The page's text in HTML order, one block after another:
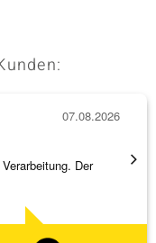
Der
07.08.2026